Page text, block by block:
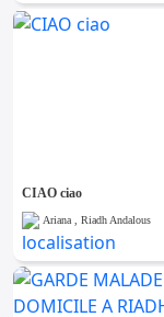
CIAO ciao
Ariana , Riadh Andalous